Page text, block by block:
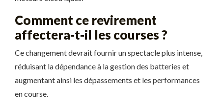
Comment ce revirement
affectera-t-il les courses ?
Ce changement devrait fournir un spectacle plus intense,
réduisant la dépendance à la gestion des batteries et
augmentant ainsi les dépassements et les performances
en course.